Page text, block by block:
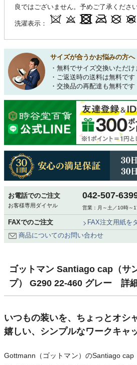
良ではございません。予めご了承ください
洗濯表示：
サイズが合うかお悩みの方へ
・無料でサイズ交換いただけ
・ご返送時の送料は無料です
・交換品の再配達も無料です
お電話でのご注文
お客様専用ダイヤル
042-507-
営業：月～土／10時
FAXでのご注文
FAX注文用紙を
商品についてのお問い合わせ
ゴットマン Santiago cap（サ
プ） G290 22-460 グレー 詳
いつもの装いを、ちょっとオシ
嬉しい、シンプルなワークキャ
Gottmann（ゴットマン）のSantiago cap